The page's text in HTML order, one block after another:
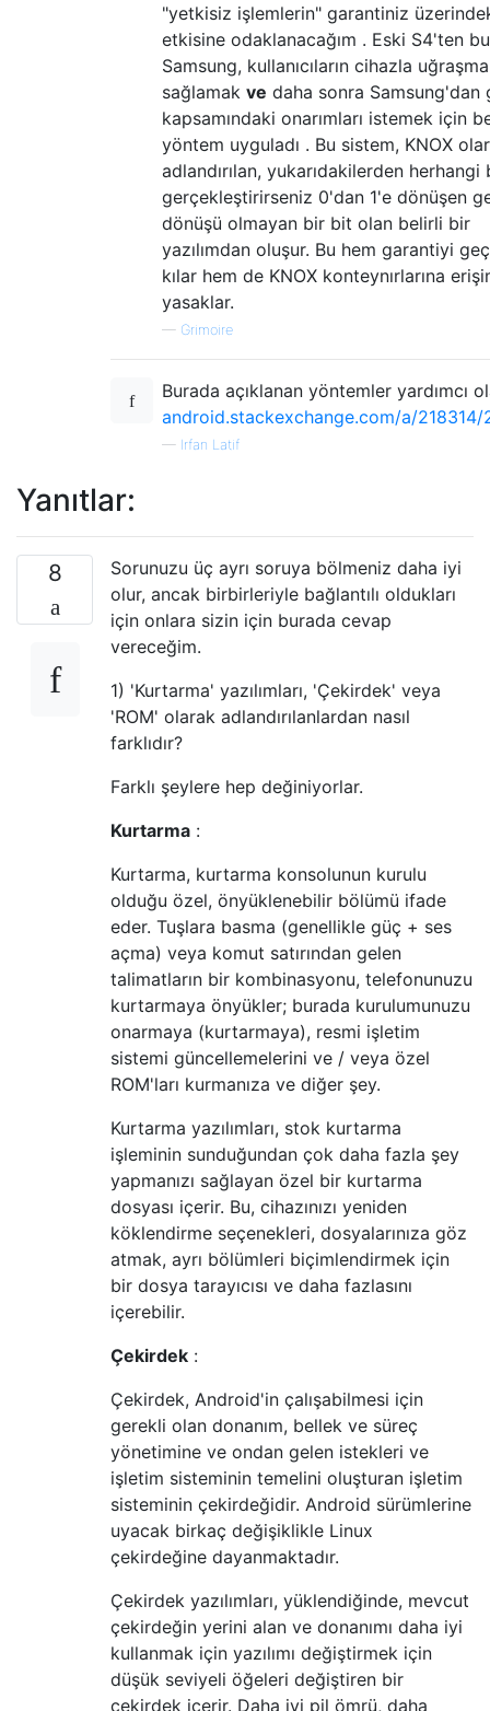
"yetkisiz işlemlerin" garantiniz
etkisine odaklanacağım . Eski S4'ten
Samsung, kullanıcıların cihazla
sağlamak ve daha sonra Samsung'dan
kapsamındaki onarımları istemek için
yöntem uyguladı . Bu sistem, KNOX
adlandırılan, yukarıdakilerden herhangi
gerçekleştirirseniz 0'dan 1'e dönüşen
dönüşü olmayan bir bit olan belirli bir
yazılımdan oluşur. Bu hem garantiyi
kılar hem de KNOX konteynırlarına
yasaklar.
— Grimoire
Burada açıklanan yöntemler yardımcı
android.stackexchange.com/a/218314/
— Irfan Latif
Yanıtlar:
8
Sorunuzu üç ayrı soruya bölmeniz daha iyi
olur, ancak birbirleriyle bağlantılı oldukları
için onlara sizin için burada cevap
vereceğim.
1) 'Kurtarma' yazılımları, 'Çekirdek' veya
'ROM' olarak adlandırılanlardan nasıl
farklıdır?
Farklı şeylere hep değiniyorlar.
Kurtarma :
Kurtarma, kurtarma konsolunun kurulu
olduğu özel, önyüklenebilir bölümü ifade
eder. Tuşlara basma (genellikle güç + ses
açma) veya komut satırından gelen
talimatların bir kombinasyonu, telefonunuzu
kurtarmaya önyükler; burada kurulumunuzu
onarmaya (kurtarmaya), resmi işletim
sistemi güncellemelerini ve / veya özel
ROM'ları kurmanıza ve diğer şey.
Kurtarma yazılımları, stok kurtarma
işleminin sunduğundan çok daha fazla şey
yapmanızı sağlayan özel bir kurtarma
dosyası içerir. Bu, cihazınızı yeniden
köklendirme seçenekleri, dosyalarınıza göz
atmak, ayrı bölümleri biçimlendirmek için
bir dosya tarayıcısı ve daha fazlasını
içerebilir.
Çekirdek :
Çekirdek, Android'in çalışabilmesi için
gerekli olan donanım, bellek ve süreç
yönetimine ve ondan gelen istekleri ve
işletim sisteminin temelini oluşturan işletim
sisteminin çekirdeğidir. Android sürümlerine
uyacak birkaç değişiklikle Linux
çekirdeğine dayanmaktadır.
Çekirdek yazılımları, yüklendiğinde, mevcut
çekirdeğin yerini alan ve donanımı daha iyi
kullanmak için yazılımı değiştirmek için
düşük seviyeli öğeleri değiştiren bir
çekirdek içerir. Daha iyi pil ömrü, daha